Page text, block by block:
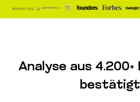
Analyse aus 4.200+